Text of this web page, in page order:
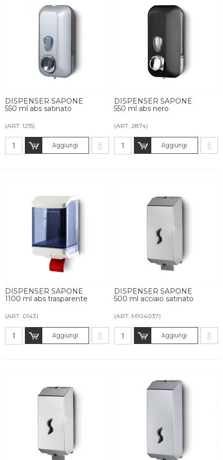
DISPENSER SAPONE
550 ml abs satinato
(ART. 1215)
Aggiungi
DISPENSER SAPONE
550 ml abs nero
(ART. 2874)
Aggiungi
DISPENSER SAPONE
1100 ml abs trasparente
(ART. 0143)
Aggiungi
DISPENSER SAPONE
500 ml acciaio satinato
(ART. M104037)
Aggiungi